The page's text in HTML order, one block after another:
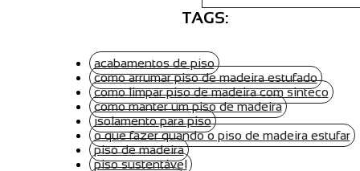
TAGS:
acabamentos de piso
como arrumar piso de madeira estufado
como limpar piso de madeira com sinteco
como manter um piso de madeira
isolamento para piso
o que fazer quando o piso de madeira estufar
piso de madeira
piso sustentável